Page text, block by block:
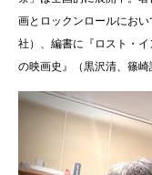
画とロックンロールにお
社）、編書に『ロスト・
の映画史』（黒沢清、篠崎